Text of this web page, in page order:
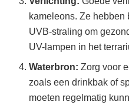
kameleons. Ze
UVB-straling om
UV-lampen in het
Waterbron: Zorg voor
zoals een drinkbak of
moeten regelmatig